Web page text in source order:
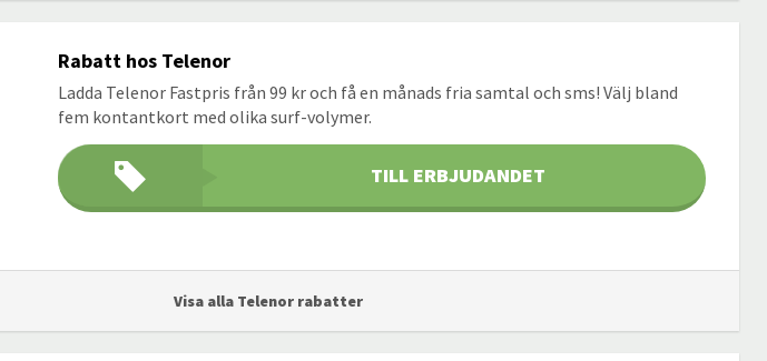
Rabatt hos Telenor
Ladda Telenor Fastpris från 99 kr och få en månads fria samtal och sms! Välj bland
fem kontantkort med olika surf-volymer.
TILL ERBJUDANDET
Visa alla Telenor rabatter